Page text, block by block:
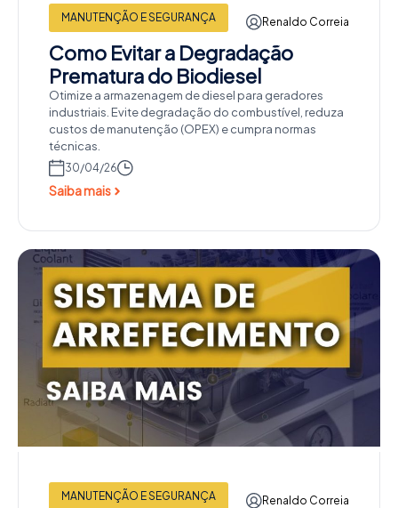
MANUTENÇÃO E SEGURANÇA Renaldo Correia
Como Evitar a Degradação
Prematura do Biodiesel
Otimize a armazenagem de diesel para geradores
industriais. Evite degradação do combustível, reduza
custos de manutenção (OPEX) e cumpra normas
técnicas.
30/04/26
Saiba mais
MANUTENÇÃO E SEGURANÇA Renaldo Correia